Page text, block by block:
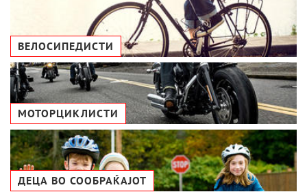
ВЕЛОСИПЕДИСТИ
МОТОРЦИКЛИСТИ
ДЕЦА ВО СООБРАЌАЈОТ